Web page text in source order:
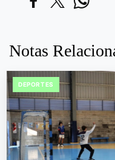
Notas
DEPORTES